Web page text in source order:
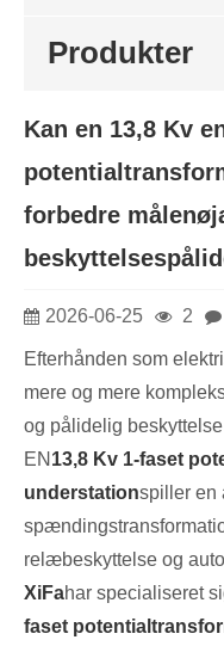
Produkter
Kan en 13,8 Kv
forbedre
2026-06-25 2
Efterhånden som
mere og mere
og pålidelig
EN 13,8 Kv 1-faset
understationspiller en
relæbeskyttelse og
XiFahar specialiseret
faset